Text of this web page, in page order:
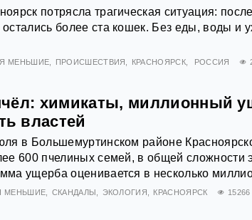
потрясла трагическая ситуация:
более ста кошек. Без еды, воды и
МЕНЬШИЕ ПРОИСШЕСТВИЯ КРАСНОЯРСК РОССИЯ
химикаты, миллионный
властей
в Большемуртинском районе
600 пчелиных семей, в общей сложности
ущерба оценивается в несколько
МЕНЬШИЕ СКАНДАЛЫ ЭКОЛОГИЯ КРАСНОЯРСК 15266